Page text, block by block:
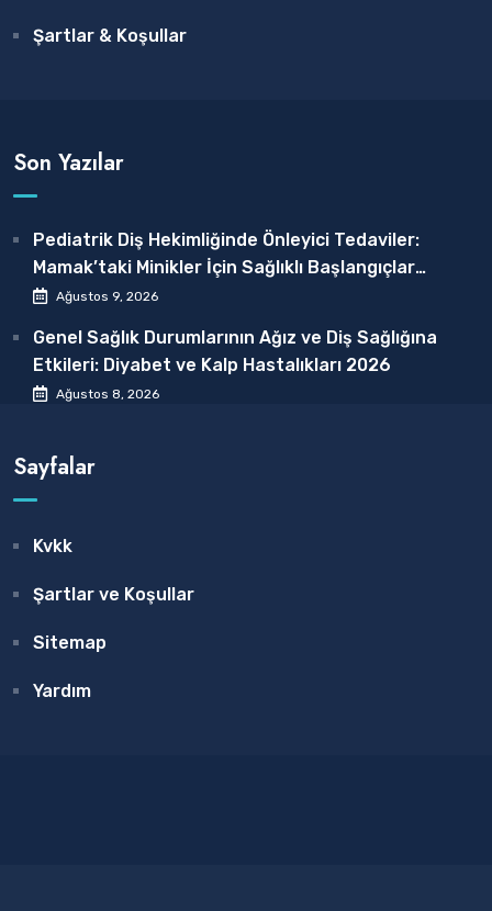
Şartlar & Koşullar
Son Yazılar
Pediatrik Diş Hekimliğinde Önleyici Tedaviler:
Mamak’taki Minikler İçin Sağlıklı Başlangıçlar
2026Ağustos 9, 2026
Genel Sağlık Durumlarının Ağız ve Diş Sağlığına
Etkileri: Diyabet ve Kalp Hastalıkları 2026
Ağustos 8, 2026
Sayfalar
Kvkk
Şartlar ve Koşullar
Sitemap
Yardım